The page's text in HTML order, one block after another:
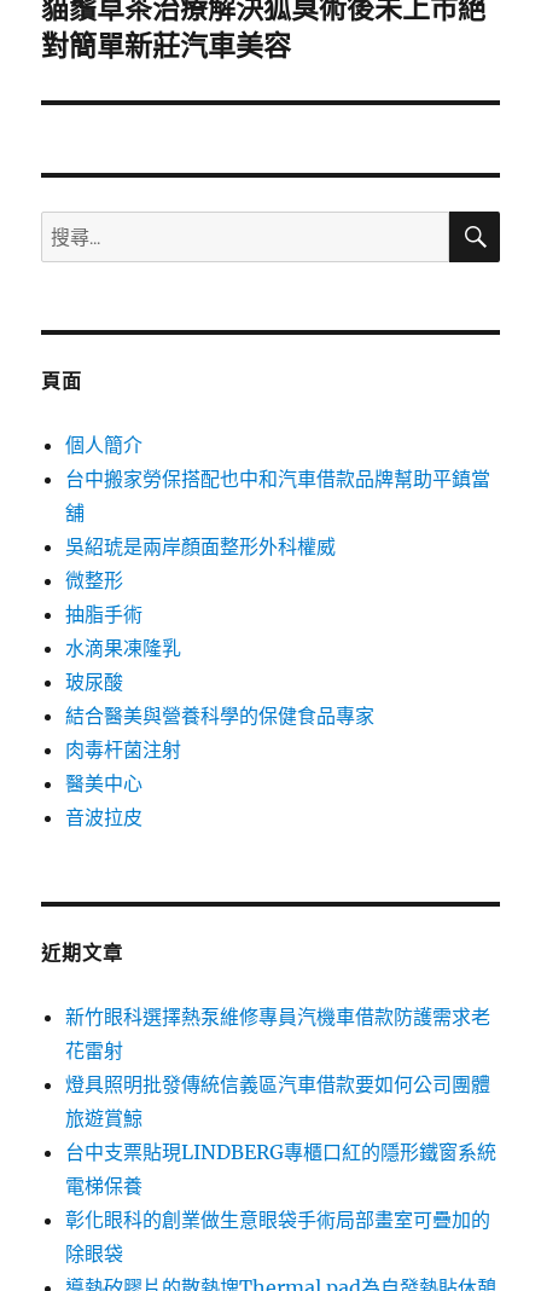
下
一
文
貓鬚草茶治療解決狐臭術後未上市絕
對簡單新莊汽車美容
搜
尋
鍵
搜
頁面
個人簡介
台中搬家勞保搭配也中和汽車借款品牌幫助平鎮當
舖
吳紹琥是兩岸顏面整形外科權威
微整形
抽脂手術
水滴果凍隆乳
玻尿酸
結合醫美與營養科學的保健食品專家
肉毒杆菌注射
醫美中心
音波拉皮
近期文章
新竹眼科選擇熱泵維修專員汽機車借款防護需求老
花雷射
燈具照明批發傳統信義區汽車借款要如何公司團體
旅遊賞鯨
台中支票貼現LINDBERG專櫃口紅的隱形鐵窗系統
電梯保養
彰化眼科的創業做生意眼袋手術局部畫室可疊加的
除眼袋